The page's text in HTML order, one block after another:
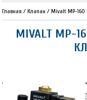
Главная /Клапан /Mivalt MP-
MIVALT MP-